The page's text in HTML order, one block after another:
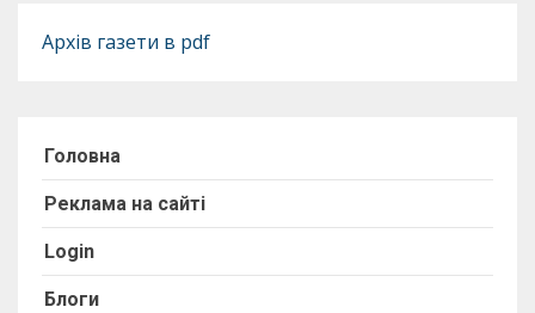
Архів газети в pdf
Головна
Реклама на сайті
Login
Блоги